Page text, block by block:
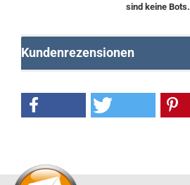
sind keine Bots.
Kundenrezensionen